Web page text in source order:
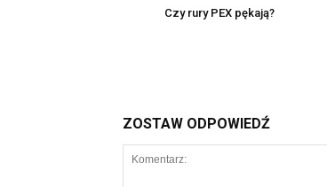
Czy rury PEX pękają?
ZOSTAW ODPOWIEDŹ